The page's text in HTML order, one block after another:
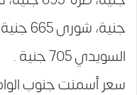
السويدي 705 جنية .